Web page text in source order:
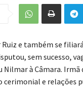
e também se
sem sucesso,
Nilmar à Câmara. Irmã
e relações